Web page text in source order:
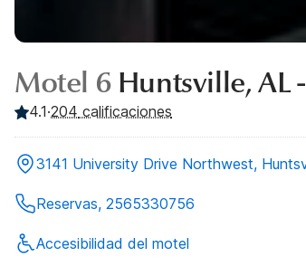
Motel 6 Huntsville, AL
4.1·204 calificaciones
3141 University Drive Northwest,
Reservas, 2565330756
Accesibilidad del motel